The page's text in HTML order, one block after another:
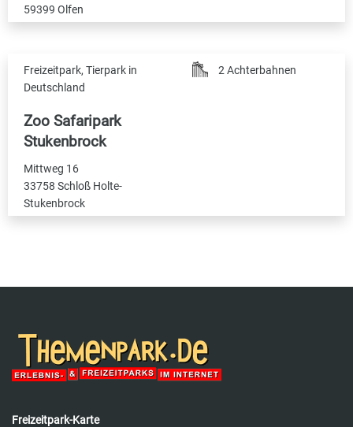
59399 Olfen
Freizeitpark, Tierpark in
Deutschland
Zoo Safaripark
Stukenbrock
Mittweg 16
33758 Schloß Holte-
Stukenbrock
2 Achterbahnen
Freizeitpark-Karte